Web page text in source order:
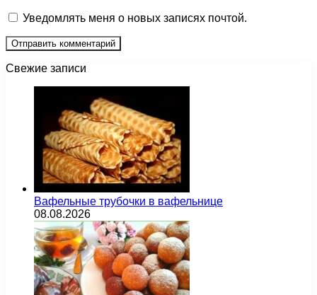
Уведомлять меня о новых записях почтой.
Свежие записи
Вафельные трубочки в вафельнице
08.08.2026